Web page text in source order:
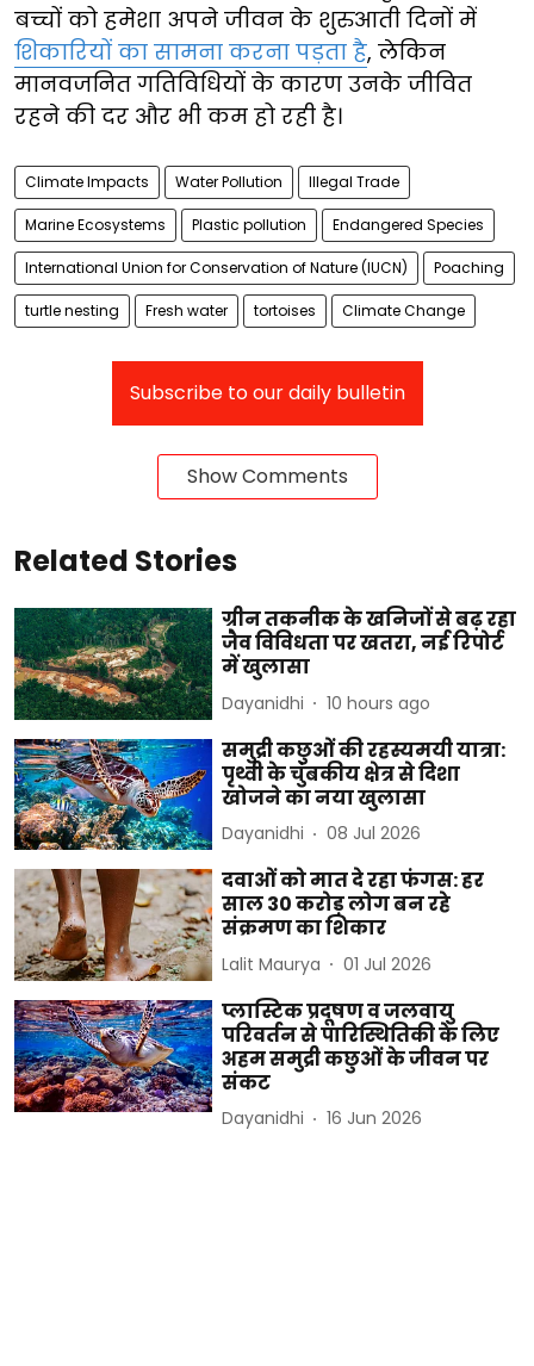
बच्चों को हमेशा अपने जीवन के शुरुआती दिनों में
शिकारियों का सामना करना पड़ता है, लेकिन
मानवजनित गतिविधियों के कारण उनके जीवित
रहने की दर और भी कम हो रही है।
Climate Impacts Water Pollution Illegal Trade
Marine Ecosystems Plastic pollution Endangered Species
International Union for Conservation of Nature (IUCN) Poaching
turtle nesting Fresh water tortoises Climate Change
Subscribe to our daily bulletin
Show Comments
Related Stories
ग्रीन तकनीक के खनिजों से बढ़ रहा
जैव विविधता पर खतरा, नई रिपोर्ट
में खुलासा
Dayanidhi 10 hours ago
समुद्री कछुओं की रहस्यमयी यात्रा:
पृथ्वी के चुंबकीय क्षेत्र से दिशा
खोजने का नया खुलासा
Dayanidhi 08 Jul 2026
दवाओं को मात दे रहा फंगस: हर
साल 30 करोड़ लोग बन रहे
संक्रमण का शिकार
Lalit Maurya 01 Jul 2026
प्लास्टिक प्रदूषण व जलवायु
परिवर्तन से पारिस्थितिकी के लिए
अहम समुद्री कछुओं के जीवन पर
संकट
Dayanidhi 16 Jun 2026